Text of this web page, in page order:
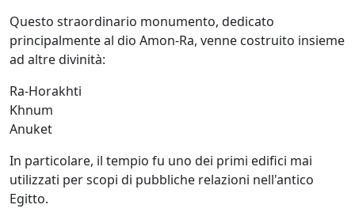
Questo straordinario monumento, dedicato
principalmente al dio Amon-Ra, venne costruito insieme
ad altre divinità:
Ra-Horakhti
Khnum
Anuket
In particolare, il tempio fu uno dei primi edifici mai
utilizzati per scopi di pubbliche relazioni nell'antico
Egitto.